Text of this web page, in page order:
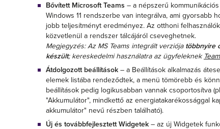
Bővített Microsoft Teams – a népszerű
Windows 11 rendszerbe van integrálva, ami gyorsabb
jobb teljesítményt eredményez. Az otthoni
közvetlenül a rendszer tálcájáról cseveghetnek.
Megjegyzés: Az MS Teams integrált verziója többnyire
készült; kereskedelmi használatra az ügyfeleknek
Átdolgozott beállítások – a Beállítások alkalmazás
elemek listába rendeződtek, a menü tömörebb és
beállítások pedig logikusabban vannak csoportosítva
"Akkumulátor", mindkettő az energiatakarékossággal
akkumulátor" nevű részben található).
Új és továbbfejlesztett Widgetek – az új Widgetek